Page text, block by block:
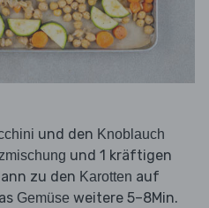
und den Knoblauch
und 1 kräftigen
zu den Karotten auf
Gemüse weitere 5–8Min.